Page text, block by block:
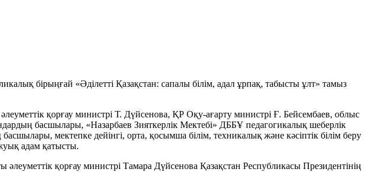
бірыңғай «Әділетті Қазақстан: сапалы білім, адал ұрпақ, табысты ұлт» тамыз
қорғау министрі Т. Дүйсенова, ҚР Оқу-ағарту министрі Ғ. Бейсембаев, облыс
басшылары, «Назарбаев Зияткерлік Мектебі» ДББҰ педагогикалық шеберлік
мектепке дейінгі, орта, қосымша білім, техникалық және кәсіптік білім беру
адам қатысты.
қорғау министрі Тамара Дүйсенова Қазақстан Республикасы Президентінің